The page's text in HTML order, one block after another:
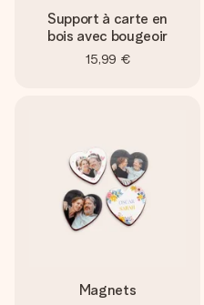
Support à carte en
bois avec bougeoir
15,99 €
Magnets